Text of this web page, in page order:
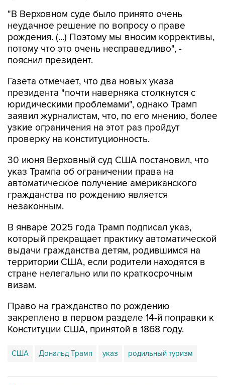
"В Верховном суде было принято очень
неудачное решение по вопросу о праве
рождения. (...) Поэтому мы вносим коррективы,
потому что это очень несправедливо", -
пояснил президент.
Газета отмечает, что два новых указа
президента "почти наверняка столкнутся с
юридическими проблемами", однако Трамп
заявил журналистам, что, по его мнению, более
узкие ограничения на этот раз пройдут
проверку на конституционность.
30 июня Верховный суд США постановил, что
указ Трампа об ограничении права на
автоматическое получение американского
гражданства по рождению является
незаконным.
В январе 2025 года Трамп подписал указ,
который прекращает практику автоматической
выдачи гражданства детям, родившимся на
территории США, если родители находятся в
стране нелегально или по краткосрочным
визам.
Право на гражданство по рождению
закреплено в первом разделе 14-й поправки к
Конституции США, принятой в 1868 году.
США Дональд Трамп указ родильный туризм